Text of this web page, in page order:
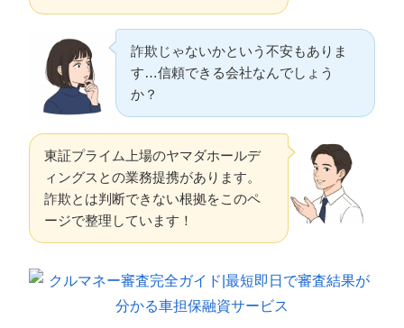
詐欺じゃないかという不安もありま
す…信頼できる会社なんでしょう
か？
東証プライム上場のヤマダホールデ
ィングスとの業務提携があります。
詐欺とは判断できない根拠をこのペ
ージで整理しています！